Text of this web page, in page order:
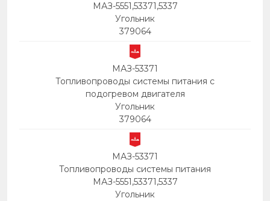
МАЗ-5551,53371,5337
Угольник
379064
МАЗ-53371
Топливопроводы системы питания с
подогревом двигателя
Угольник
379064
МАЗ-53371
Топливопроводы системы питания
МАЗ-5551,53371,5337
Угольник